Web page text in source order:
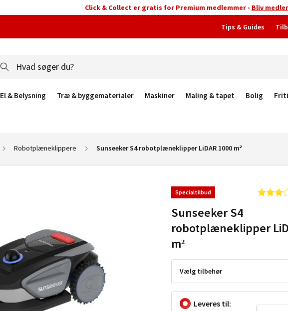
Click & Collect er gratis for Premium medlemmer - Bliv
Tips & Guides
El & Belysning Træ & byggematerialer Maskiner Maling & tapet Bolig
Robotplæneklippere Sunseeker S4 robotplæneklipper LiDAR 1000 m²
Specialtilbud
Sunseeker S4
robotplæneklipper
m²
Vælg tilbehør
Leveres til: